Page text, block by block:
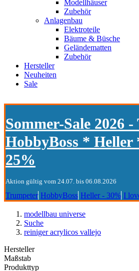
Modellhäuser
Zubehör
Anlagenbau
Elektroteile
Bäume & Büsche
Geländematten
Zubehör
Hersteller
Neuheiten
Sale
Sommer-Sale 2026
HobbyBoss *
25%
Aktion gültig vom 24.07. bis 06.08.2026
Trumpeter HobbyBoss Heller - 30% I
modellbau universe
Suche
reiniger acrylicos vallejo
Hersteller
Maßstab
Produkttyp